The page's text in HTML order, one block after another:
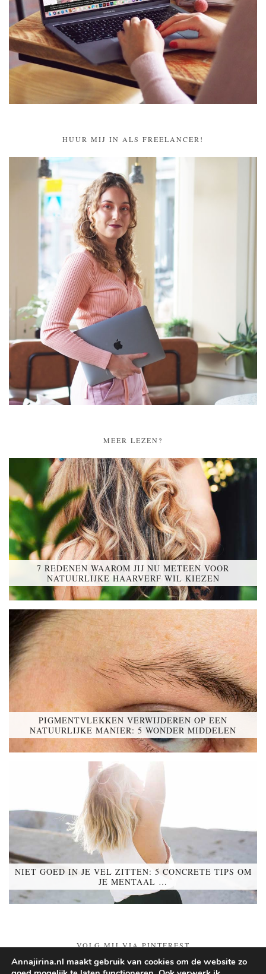
HUUR MIJ IN ALS FREELANCER!
MEER LEZEN?
7 REDENEN WAAROM JIJ NU METEEN VOOR
NATUURLIJKE HAARVERF WIL KIEZEN
PIGMENTVLEKKEN VERWIJDEREN OP EEN
NATUURLIJKE MANIER: 5 WONDER MIDDELEN
NIET GOED IN JE VEL ZITTEN: 5 CONCRETE TIPS OM
JE MENTAAL …
VOLG MIJ VIA PINTEREST
Annajirina.nl maakt gebruik van cookies om de website zo